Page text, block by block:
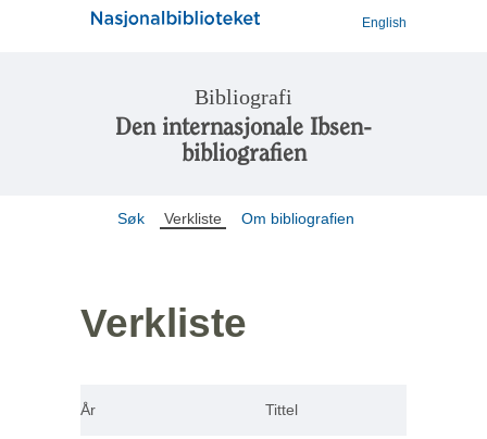
English
Bibliografi
Den internasjonale Ibsen-
bibliografien
Søk Verkliste Om bibliografien
Verkliste
År Tittel